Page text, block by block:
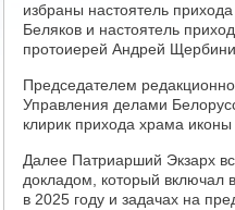
избраны настоятель
Беляков и настоятель
протоиерей Андрей
Председателем
Управления делами
клирик прихода храма
Далее Патриарший Экзарх
докладом, который
в 2025 году и задачах на